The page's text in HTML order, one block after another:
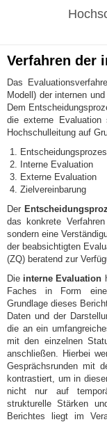
Verfahren der
Das
Modell) der internen
Dem
die externe Evaluation
Hochschulleitung auf
Interne Evaluation
Externe Evaluation
Zielvereinbarung
Der
das konkrete
sondern eine
der beabsichtigten
(ZQ) beratend zur
Die interne Evaluation
Faches in Form
Grundlage dieses
Daten und der
die an ein
mit den einzelnen
anschließen. Hierbei
Gesprächsrunden mit
kontrastiert, um in
nicht nur auf
strukturelle Stärken
Berichtes liegt im